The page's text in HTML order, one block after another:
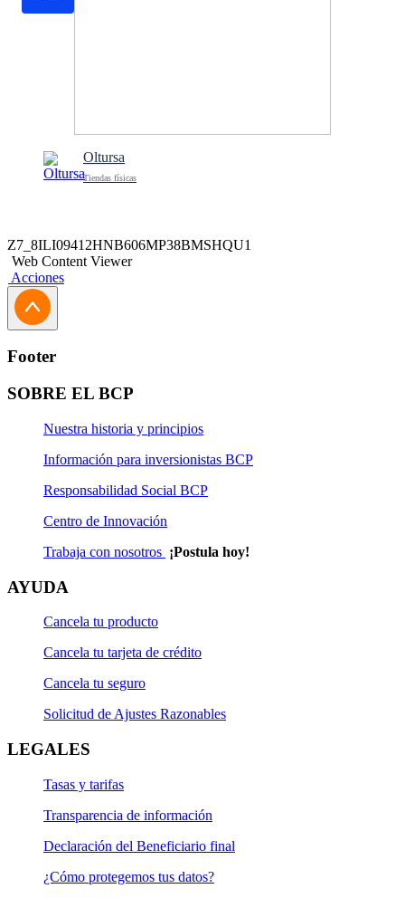
Oltursa
Tiendas físicas
Z7_8ILI09412HNB606MP38BMSHQU1
Web Content Viewer
Acciones
Footer
SOBRE EL BCP
Nuestra historia y principios
Información para inversionistas BCP
Responsabilidad Social BCP
Centro de Innovación
Trabaja con nosotros ¡Postula hoy!
AYUDA
Cancela tu producto
Cancela tu tarjeta de crédito
Cancela tu seguro
Solicitud de Ajustes Razonables
LEGALES
Tasas y tarifas
Transparencia de información
Declaración del Beneficiario final
¿Cómo protegemos tus datos?